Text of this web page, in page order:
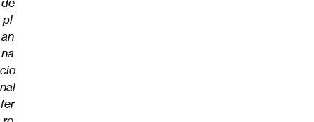
pl
an
na
cio
nal
fer